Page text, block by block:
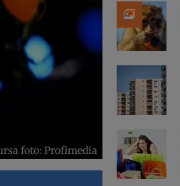
foto: Profimedia